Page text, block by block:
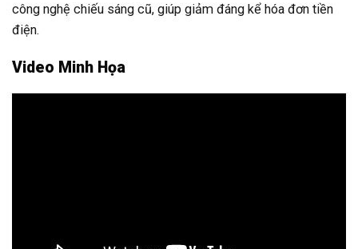
công nghệ chiếu sáng cũ, giúp giảm đáng kể hóa đơn tiền
điện.
Video Minh Họa